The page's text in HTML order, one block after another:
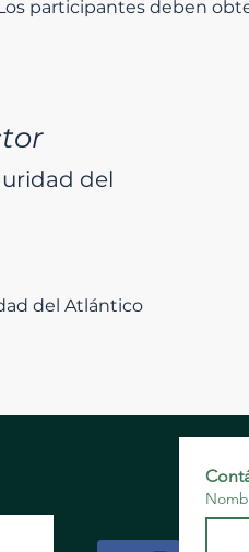
participantes deben
del
del Atlántico